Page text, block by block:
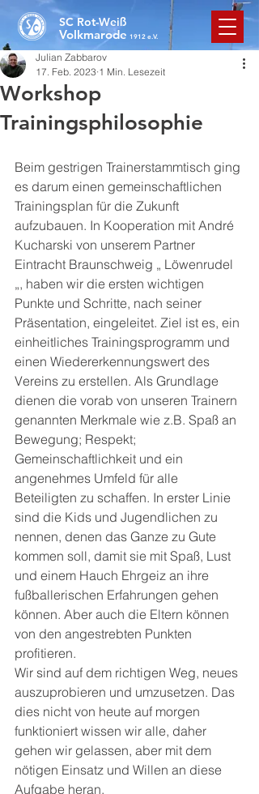
SC Rot-Weiß
Volkmarode 1912 e.V.
Workshop
Trainingsphilosophie
Julian Zabbarov
17. Feb. 2023 1 Min. Lesezeit
Beim gestrigen Trainerstammtisch ging
es darum einen gemeinschaftlichen
Trainingsplan für die Zukunft
aufzubauen. In Kooperation mit André
Kucharski von unserem Partner
Eintracht Braunschweig „ Löwenrudel
„, haben wir die ersten wichtigen
Punkte und Schritte, nach seiner
Präsentation, eingeleitet. Ziel ist es, ein
einheitliches Trainingsprogramm und
einen Wiedererkennungswert des
Vereins zu erstellen. Als Grundlage
dienen die vorab von unseren Trainern
genannten Merkmale wie z.B. Spaß an
Bewegung; Respekt;
Gemeinschaftlichkeit und ein
angenehmes Umfeld für alle
Beteiligten zu schaffen. In erster Linie
sind die Kids und Jugendlichen zu
nennen, denen das Ganze zu Gute
kommen soll, damit sie mit Spaß, Lust
und einem Hauch Ehrgeiz an ihre
fußballerischen Erfahrungen gehen
können. Aber auch die Eltern können
von den angestrebten Punkten
profitieren.
Wir sind auf dem richtigen Weg, neues
auszuprobieren und umzusetzen. Das
dies nicht von heute auf morgen
funktioniert wissen wir alle, daher
gehen wir gelassen, aber mit dem
nötigen Einsatz und Willen an diese
Aufgabe heran.